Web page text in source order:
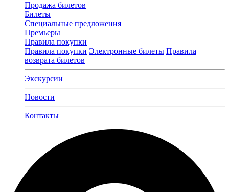
Продажа билетов
Билеты
Специальные предложения
Премьеры
Правила покупки
Правила покупки Электронные билеты Правила
возврата билетов
Экскурсии
Новости
Контакты